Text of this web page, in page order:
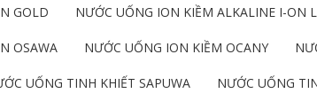
GOLD NƯỚC UỐNG ION KIỀM ALKALINE I-ON
OSAWA NƯỚC UỐNG ION KIỀM OCANY
UỐNG TINH KHIẾT SAPUWA NƯỚC UỐNG